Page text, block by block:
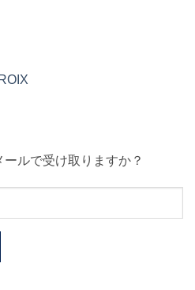
ルで受け取りますか？